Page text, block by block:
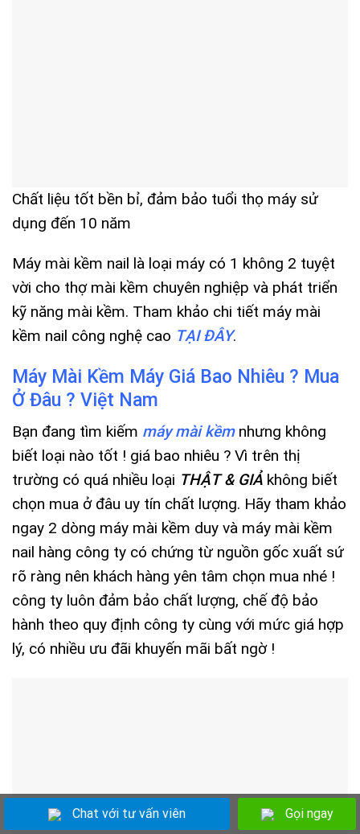
Chất liệu tốt bền bỉ, đảm bảo tuổi thọ máy sử
dụng đến 10 năm
Máy mài kềm nail là loại máy có 1 không 2 tuyệt
vời cho thợ mài kềm chuyên nghiệp và phát triển
kỹ năng mài kềm. Tham khảo chi tiết máy mài
kềm nail công nghệ cao TẠI ĐÂY.
Máy Mài Kềm Máy Giá Bao Nhiêu ? Mua
Ở Đâu ? Việt Nam
Bạn đang tìm kiếm máy mài kềm nhưng không
biết loại nào tốt ! giá bao nhiêu ? Vì trên thị
trường có quá nhiều loại THẬT & GIẢ không biết
chọn mua ở đâu uy tín chất lượng. Hãy tham khảo
ngay 2 dòng máy mài kềm duy và máy mài kềm
nail hàng công ty có chứng từ nguồn gốc xuất sứ
rõ ràng nên khách hàng yên tâm chọn mua nhé !
công ty luôn đảm bảo chất lượng, chế độ bảo
hành theo quy định công ty cùng với mức giá hợp
lý, có nhiều ưu đãi khuyến mãi bất ngờ !
Chat với tư vấn viên Gọi ngay